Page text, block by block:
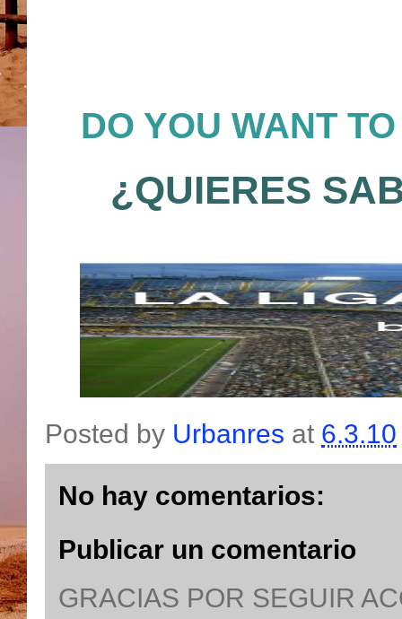
DO YOU WANT
¿QUIERES
Posted by Urbanres at 6.3.10
No hay comentarios:
Publicar un comentario
GRACIAS POR SEGUIR